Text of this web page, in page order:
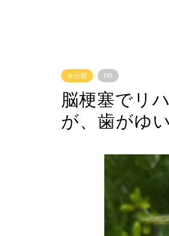
未分類 PR
脳梗塞でリ
が、歯がゆ